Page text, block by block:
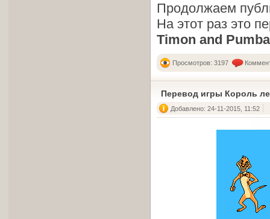
Продолжаем
На этот раз это
Timon and Pumba
Просмотров: 3197
Перевод игры Король
Добавлено: 24-11-2015, 11:52